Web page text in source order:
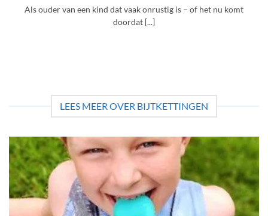
Als ouder van een kind dat vaak onrustig is – of het nu komt
doordat [...]
LEES MEER OVER BIJTKETTINGEN